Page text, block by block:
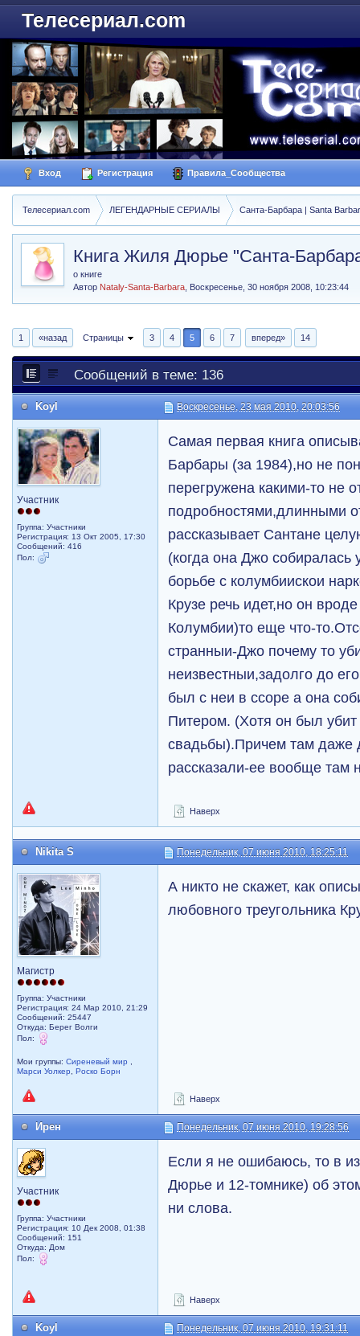
Телесериал.com
Вход Регистрация Правила_Сообщества
Телесериал.com ЛЕГЕНДАРНЫЕ СЕРИАЛЫ Санта-Барбара | Santa
Книга Жиля Дюрье "Санта-
о книге
Автор Nataly-Santa-Barbara Воскресенье, 30 ноября 2008, 10:23:44
1 «назад Страницы 3 4 5 6 7 вперед» 14
Сообщений в теме: 136
Koyl Воскресенье, 23 мая 2010, 20:03:56
Участник
Группа: Участники
Регистрация: 13 Окт 2005, 17:30
Сообщений: 416
Пол:
Самая первая книга
Барбары (за 1984),но не
перегружена какими-то не
подробностями,длинными
рассказывает Сантане
(когда она Джо собиралась
борьбе с колумбиискои
Крузе речь идет,но он
Колумбии)то еще что-
странныи-Джо почему то
неизвестныи,задолго до
был с неи в ссоре а она
Питером. (Хотя он был
свадьбы).Причем там даже
рассказали-ее вообще там
Наверх
Nikita S Понедельник, 07 июня 2010, 18:25:11
Магистр
Группа: Участники
Регистрация: 24 Мар 2010, 21:29
Сообщений: 25447
Откуда: Берег Волги
Пол:
Мои группы:Сиреневый мир
Марси Уолкер
,Роско Борн
А никто не скажет, как
любовного треугольника
Наверх
Ирен Понедельник, 07 июня 2010, 19:28:56
Участник
Группа: Участники
Регистрация: 10 Дек 2008, 01:38
Сообщений: 151
Откуда: Дом
Пол:
Если я не ошибаюсь, то в
Дюрье и 12-томнике) об
ни слова.
Наверх
Koyl Понедельник, 07 июня 2010, 19:31:11